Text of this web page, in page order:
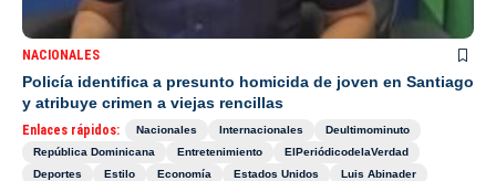
NACIONALES
Policía identifica a presunto homicida de joven en Santiago
y atribuye crimen a viejas rencillas
Enlaces rápidos: Nacionales Internacionales
Deultimominuto
República Dominicana
Entretenimiento
ElPeriódicodelaVerdad
Deportes
Estilo Economía Estados Unidos
Luis Abinader